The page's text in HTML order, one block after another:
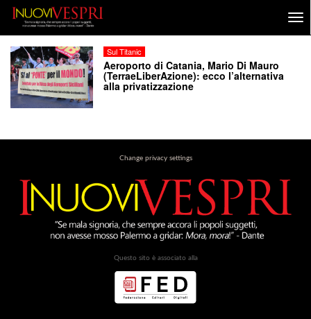
Sul Titanic
Aeroporto di Catania, Mario Di Mauro
(TerraeLiberAzione): ecco l’alternativa
alla privatizzazione
Change privacy settings
Questo sito è associato alla